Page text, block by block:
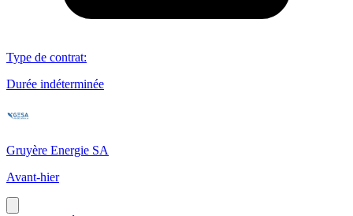
Type de contrat:
Durée indéterminée
Gruyère Energie SA
Avant-hier